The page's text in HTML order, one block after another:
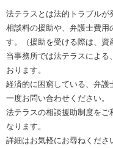
法テラスとは法的トラブル
相談料の援助や、弁護士費
す。（援助を受ける際は、資
当事務所では法テラスによ
おります。
経済的に困窮している、弁護
一度お問い合わせください。
法テラスの相談援助制度をご
なります。
詳細はお気軽にお尋ねくださ